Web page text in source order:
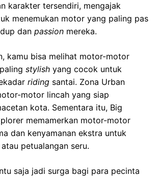
karakter tersendiri, mengajak
menemukan motor yang paling pas
dan passion mereka.
kamu bisa melihat motor-motor
stylish yang cocok untuk
riding santai. Zona Urban
motor lincah yang siap
kota. Sementara itu, Big
memamerkan motor-motor
dan kenyamanan ekstra untuk
petualangan seru.
saja jadi surga bagi para pecinta